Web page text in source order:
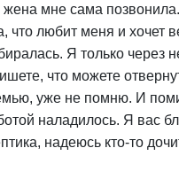
жена мне сама
что любит меня и хочет
Я только через
что можете
уже не помню. И
наладилось. Я вас
надеюсь кто-то